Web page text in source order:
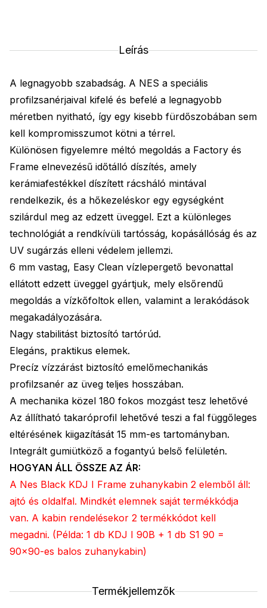
Leírás
A legnagyobb szabadság. A NES a speciális
profilzsanérjaival kifelé és befelé a legnagyobb
méretben nyitható, így egy kisebb fürdőszobában sem
kell kompromisszumot kötni a térrel.
Különösen figyelemre méltó megoldás a Factory és
Frame elnevezésű időtálló díszítés, amely
kerámiafestékkel díszített rácsháló mintával
rendelkezik, és a hőkezeléskor egy egységként
szilárdul meg az edzett üveggel. Ezt a különleges
technológiát a rendkívüli tartósság, kopásállóság és az
UV sugárzás elleni védelem jellemzi.
6 mm vastag, Easy Clean vízlepergető bevonattal
ellátott edzett üveggel gyártjuk, mely elsőrendű
megoldás a vízkőfoltok ellen, valamint a lerakódások
megakadályozására.
Nagy stabilitást biztosító tartórúd.
Elegáns, praktikus elemek.
Precíz vízzárást biztosító emelőmechanikás
profilzsanér az üveg teljes hosszában.
A mechanika közel 180 fokos mozgást tesz lehetővé
Az állítható takaróprofil lehetővé teszi a fal függőleges
eltérésének kiigazítását 15 mm-es tartományban.
Integrált gumiütköző a fogantyú belső felületén.
HOGYAN ÁLL ÖSSZE AZ ÁR:
A Nes Black KDJ I Frame zuhanykabin 2 elemből áll:
ajtó és oldalfal. Mindkét elemnek saját termékkódja
van. A kabin rendelésekor 2 termékkódot kell
megadni. (Példa: 1 db KDJ I 90B + 1 db S1 90 =
90x90-es balos zuhanykabin)
Termékjellemzők